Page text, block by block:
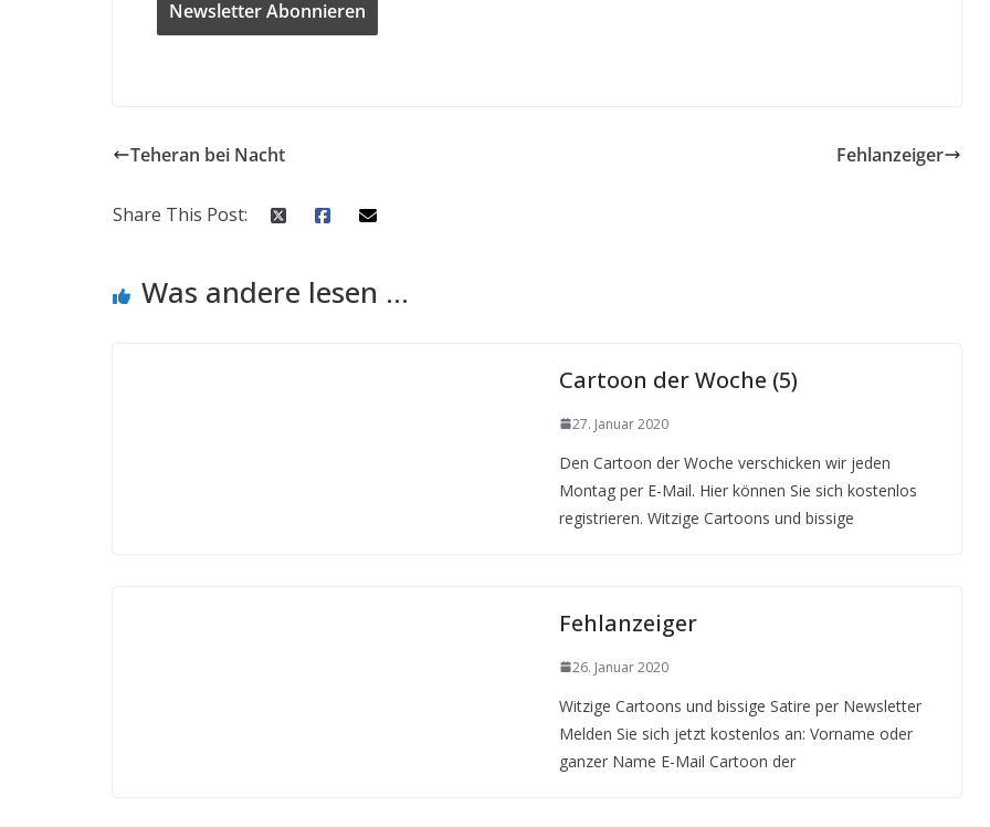
Teheran bei Nacht Fehlanzeiger
Share This Post:
Was andere lesen ...
Cartoon der Woche (5)
27. Januar 2020
Den Cartoon der Woche verschicken wir jeden
Montag per E-Mail. Hier können Sie sich kostenlos
registrieren. Witzige Cartoons und bissige
Fehlanzeiger
26. Januar 2020
Witzige Cartoons und bissige Satire per Newsletter
Melden Sie sich jetzt kostenlos an: Vorname oder
ganzer Name E-Mail Cartoon der